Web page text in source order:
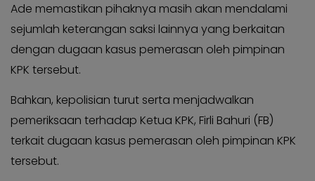
Ade memastikan pihaknya masih akan mendalami
sejumlah keterangan saksi lainnya yang berkaitan
dengan dugaan kasus pemerasan oleh pimpinan
KPK tersebut.
Bahkan, kepolisian turut serta menjadwalkan
pemeriksaan terhadap Ketua KPK, Firli Bahuri (FB)
terkait dugaan kasus pemerasan oleh pimpinan KPK
tersebut.